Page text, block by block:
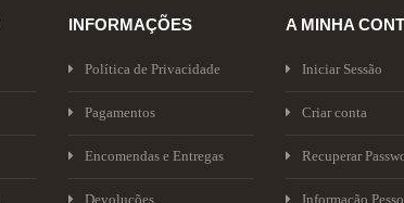
INFORMAÇÕES
Política de Privacidade
Pagamentos
Encomendas e Entregas
Devoluções
A MINHA
Iniciar Sessão
Criar conta
Recuperar
Informação